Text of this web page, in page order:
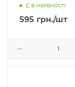
Є в наявності
595 грн./шт